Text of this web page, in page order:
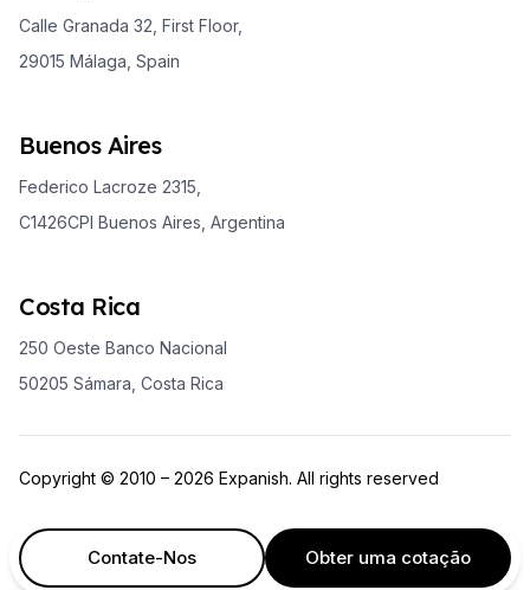
Calle Granada 32, First Floor,
29015 Málaga, Spain
Buenos Aires
Federico Lacroze 2315,
C1426CPI Buenos Aires, Argentina
Costa Rica
250 Oeste Banco Nacional
50205 Sámara, Costa Rica
Copyright © 2010 – 2026 Expanish. All rights reserved
Contate-Nos Obter uma cotação